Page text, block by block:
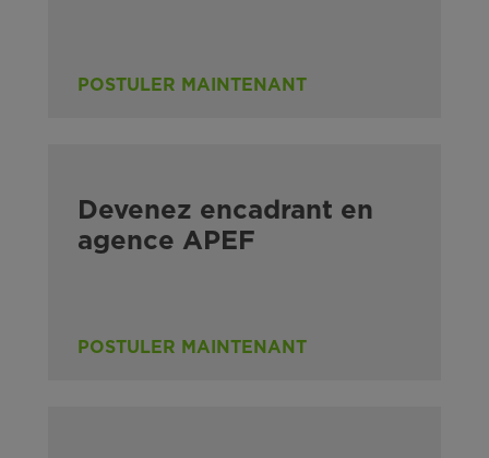
POSTULER MAINTENANT
Devenez encadrant en
agence APEF
POSTULER MAINTENANT